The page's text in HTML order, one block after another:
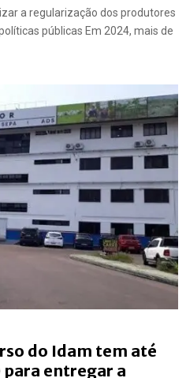
a regularização dos produtores
públicas Em 2024, mais de
do Idam tem até
entregar a